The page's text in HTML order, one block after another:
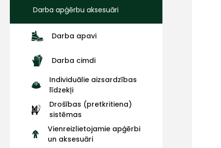
Darba apģērbu aksesuāri
Darba apavi
Darba cimdi
Individuālie aizsardzības
līdzekļi
Drošības (pretkritiena)
sistēmas
Vienreizlietojamie apģērbi
un aksesuāri